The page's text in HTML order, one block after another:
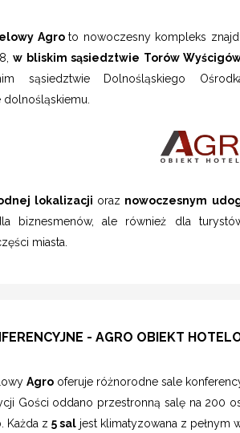
Agroto nowoczesny kompleks
8,w bliskim sąsiedztwie Torów
sąsiedztwie Dolnośląskiego
lokalizacji oraz nowoczesnym
biznesmenów, ale również dla
miasta.
- AGRO OBIEKT
Agro oferuje różnorodne sale
Gości oddano przestronną salę na 200
Każda z 5 sal jest klimatyzowana z pełnym